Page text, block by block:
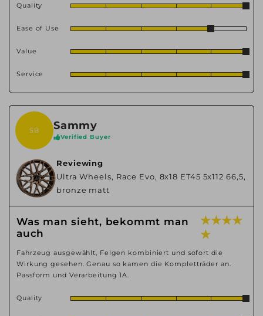
Quality
Ease of Use
Value
Service
SB Sammy
Verified Buyer
Reviewing
Ultra Wheels, Race Evo, 8x18 ET45 5x112 66,5,
bronze matt
Was man sieht, bekommt man
auch
★ ★ ★ ★
★
Fahrzeug ausgewählt, Felgen kombiniert und sofort die
Wirkung gesehen. Genau so kamen die Kompletträder an.
Passform und Verarbeitung 1A.
Quality